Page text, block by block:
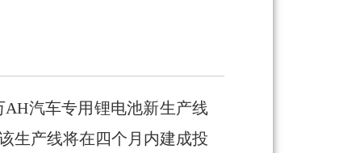
汽车专用锂电池新生产线
生产线将在四个月内建成投